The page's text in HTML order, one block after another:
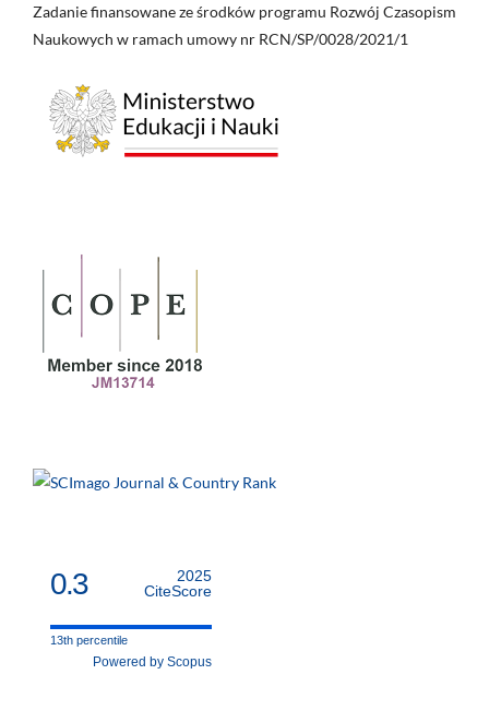
Zadanie finansowane ze środków programu Rozwój Czasopism
Naukowych w ramach umowy nr RCN/SP/0028/2021/1
0.3
2025
CiteScore
13th percentile
Powered by Scopus